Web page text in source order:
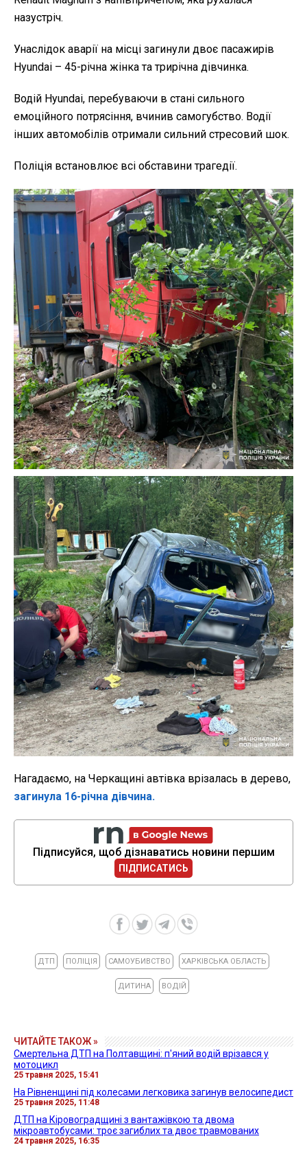
назустріч.
Унаслідок аварії на місці загинули двоє пасажирів
Hyundai – 45-річна жінка та трирічна дівчинка.
Водій Hyundai, перебуваючи в стані сильного
емоційного потрясіння, вчинив самогубство. Водії
інших автомобілів отримали сильний стресовий шок.
Поліція встановлює всі обставини трагедії.
Нагадаємо, на Черкащині автівка врізалась в дерево,
загинула 16-річна дівчина.
Підписуйся, щоб дізнаватись новини першим
ПІДПИСАТИСЬ
ДТП ПОЛІЦІЯ САМОУБИВСТВО ХАРКІВСЬКА ОБЛАСТЬ
ДИТИНА ВОДІЙ
ЧИТАЙТЕ ТАКОЖ »
Смертельна ДТП на Полтавщині: п'яний водій врізався у
мотоцикл
25 травня 2025, 15:41
На Рівненщині під колесами легковика загинув велосипедист
25 травня 2025, 11:48
ДТП на Кіровоградщині з вантажівкою та двома
мікроавтобусами: троє загиблих та двоє травмованих
24 травня 2025, 16:35